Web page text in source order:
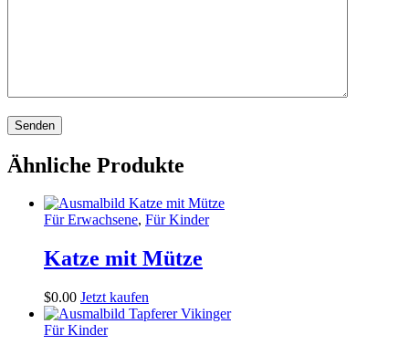
Ähnliche Produkte
Für Erwachsene, Für Kinder
Katze mit Mütze
$0.00 Jetzt kaufen
Für Kinder